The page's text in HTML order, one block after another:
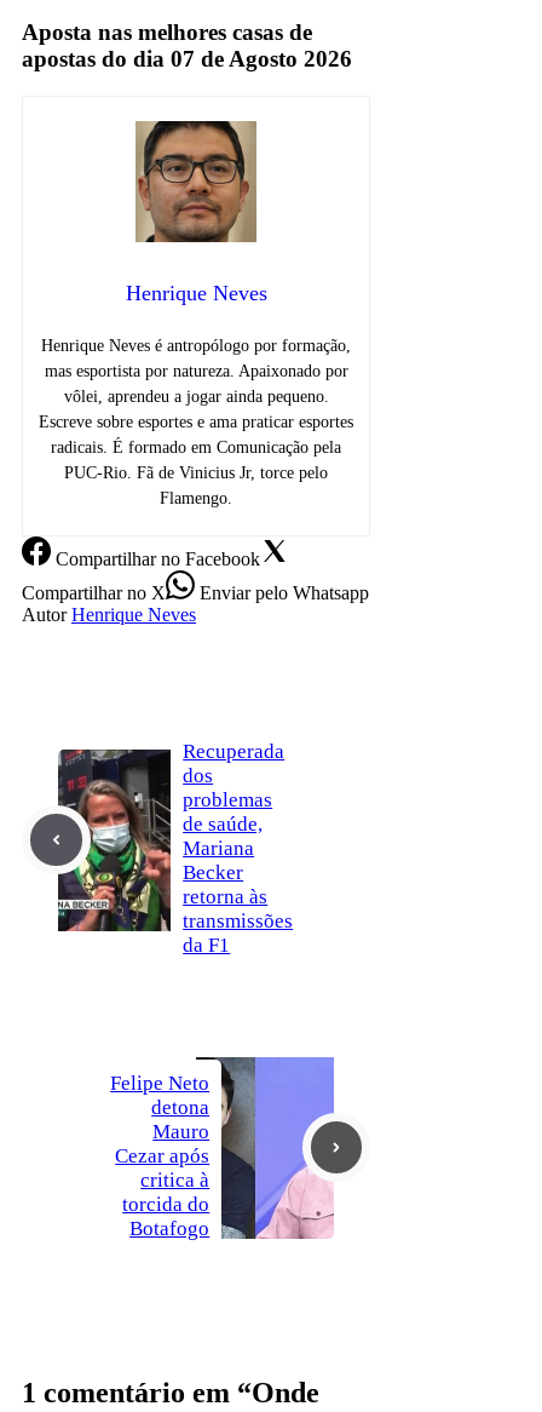
Aposta nas melhores casas de
apostas do dia 07 de Agosto 2026
Henrique Neves
Henrique Neves é antropólogo por formação,
mas esportista por natureza. Apaixonado por
vôlei, aprendeu a jogar ainda pequeno.
Escreve sobre esportes e ama praticar esportes
radicais. É formado em Comunicação pela
PUC-Rio. Fã de Vinicius Jr, torce pelo
Flamengo.
Compartilharno Facebook
Compartilharno X Enviarpelo Whatsapp
Autor Henrique Neves
Recuperada
dos
problemas
de saúde,
Mariana
Becker
retorna às
transmissões
da F1
Felipe Neto
detona
Mauro
Cezar após
critica à
torcida do
Botafogo
1 comentário em “Onde